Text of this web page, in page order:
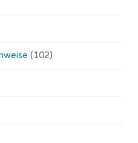
(102)